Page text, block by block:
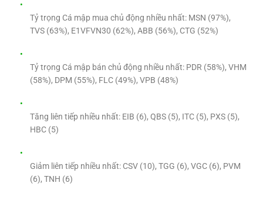
Tỷ trọng Cá mập mua chủ động nhiều nhất: MSN (97%),
TVS (63%), E1VFVN30 (62%), ABB (56%), CTG (52%)
Tỷ trọng Cá mập bán chủ động nhiều nhất: PDR (58%), VHM
(58%), DPM (55%), FLC (49%), VPB (48%)
Tăng liên tiếp nhiều nhất: EIB (6), QBS (5), ITC (5), PXS (5),
HBC (5)
Giảm liên tiếp nhiều nhất: CSV (10), TGG (6), VGC (6), PVM
(6), TNH (6)